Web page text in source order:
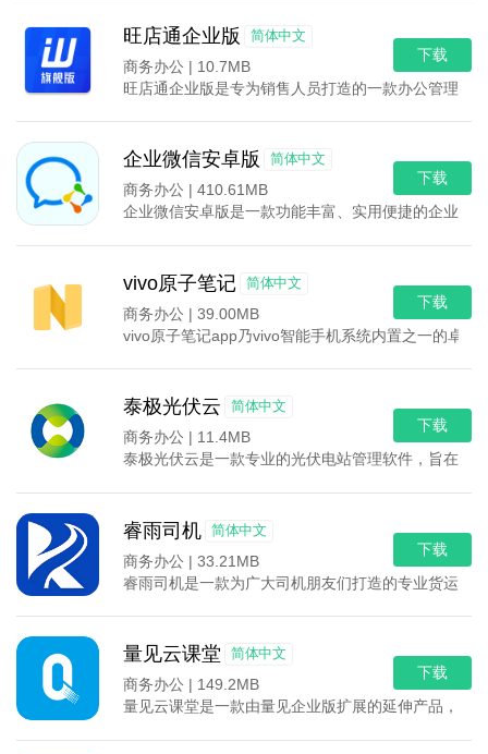
旺店通企业版 简体中文
商务办公 | 10.7MB
旺店通企业版是专为销售人员打造的一款办公管理软
下载
企业微信安卓版 简体中文
商务办公 | 410.61MB
企业微信安卓版是一款功能丰富、实用便捷的企业交
下载
vivo原子笔记 简体中文
商务办公 | 39.00MB
vivo原子笔记app乃vivo智能手机系统内置之一的卓
下载
泰极光伏云 简体中文
商务办公 | 11.4MB
泰极光伏云是一款专业的光伏电站管理软件，旨在提
下载
睿雨司机 简体中文
商务办公 | 33.21MB
睿雨司机是一款为广大司机朋友们打造的专业货运服
下载
量见云课堂 简体中文
商务办公 | 149.2MB
量见云课堂是一款由量见企业版扩展的延伸产品，专
下载